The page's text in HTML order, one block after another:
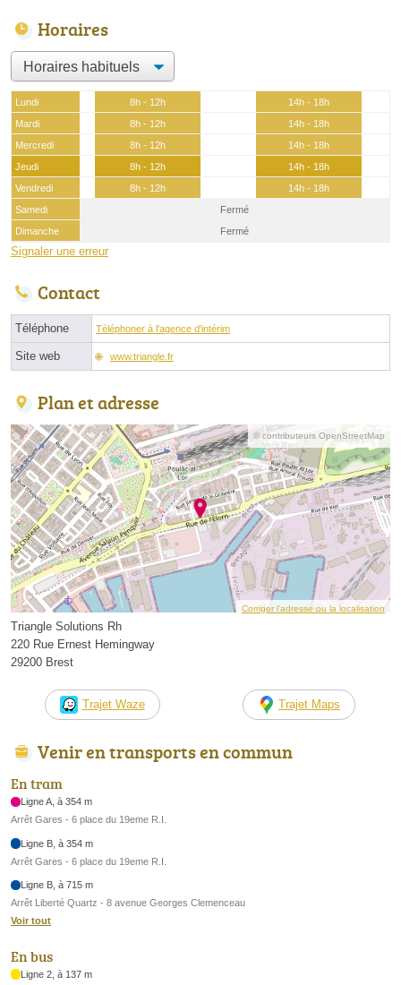
Horaires
Lundi 8h - 12h
14h - 18h
Mardi
8h - 12h
14h - 18h
Mercredi
8h - 12h
14h - 18h
Jeudi
8h - 12h
14h - 18h
Vendredi
8h - 12h
14h - 18h
Samedi
Fermé
Dimanche
Fermé
Signaler une erreur
Contact
Téléphone Téléphoner à l'agence d'intérim
Site web www.triangle.fr
Plan et adresse
© contributeurs OpenStreetMap
Corriger l’adresse ou la localisation
Triangle Solutions Rh
220 Rue Ernest Hemingway
29200 Brest
Trajet Waze Trajet Maps
Venir en transports en commun
En tram
Ligne A, à 354 m
Arrêt Gares - 6 place du 19eme R.I.
Ligne B, à 354 m
Arrêt Gares - 6 place du 19eme R.I.
Ligne B, à 715 m
Arrêt Liberté Quartz - 8 avenue Georges Clemenceau
Voir tout
En bus
Ligne 2, à 137 m